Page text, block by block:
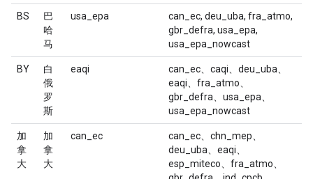
BS
巴
哈
马
usa_epa
can_ec, deu_uba, fra_atmo,
gbr_defra, usa_epa,
usa_epa_nowcast
BY
白
俄
罗
斯
eaqi
can_ec、caqi、deu_uba、
eaqi、fra_atmo、
gbr_defra、usa_epa、
usa_epa_nowcast
加
拿
大
加
拿
大
can_ec
can_ec、chn_mep、
deu_uba、eaqi、
esp_miteco、fra_atmo、